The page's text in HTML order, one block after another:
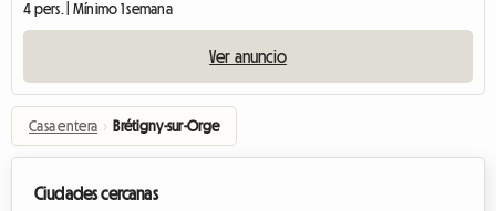
4 pers. | Mínimo 1 semana
Ver anuncio
Casa entera › Brétigny-sur-Orge
Ciudades cercanas